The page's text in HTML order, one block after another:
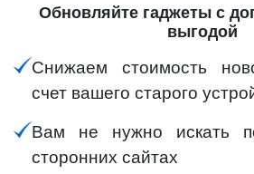
Обновляйте гаджеты с
выгодой
Снижаем стоимость
счет вашего старого
Вам не нужно искать
сторонних сайтах